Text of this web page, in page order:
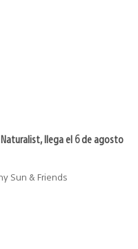
llega el 6 de agosto
Sun & Friends